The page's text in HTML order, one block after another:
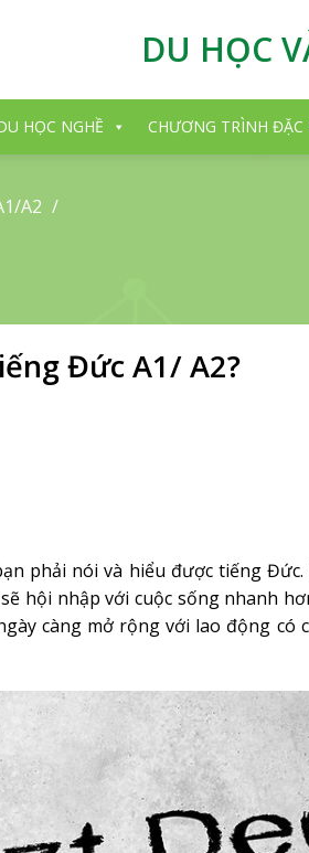
DU HỌC
HỌC NGHỀ CHƯƠNG TRÌNH ĐẶC
A2 /
Đức A1/ A2?
phải nói và hiểu được tiếng
hội nhập với cuộc sống nhanh
càng mở rộng với lao động